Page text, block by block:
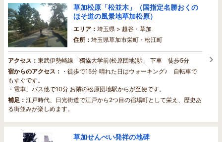
草加松原「松並木」（国指定名勝おくの
ほそ道の風景地草加松原）
エリア： 埼玉県 > 越谷・草加
住所： 埼玉県草加市栄町・松江町
アクセス： 東武伊勢崎線「獨協大学前(松原団地)駅」 下車 徒歩5分
宿からのアクセス： ・徒歩で15分 晴れた日はウォーキング♪ 自転車で
もすぐです。
・電車、バス他で10分 お隣の松原団地駅からが至便です。
補足： 江戸時代、日光街道で江戸から2つ目の宿場町として栄え、歴史あ
る街並みが楽しめます。
草加せんべい発祥の地碑